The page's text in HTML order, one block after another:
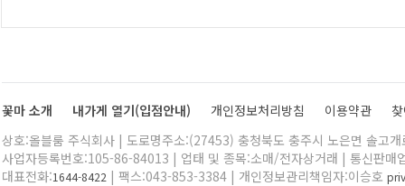
꽃마 소개 내가게 열기(입점안내) 개인정보처리방침 이용약관
상호:올블룸 주식회사 | 도로명주소:(27453) 충청북도 충주시 노은면 솔고
사업자등록번호:105-86-84013 | 업태 및 종목:소매/전자상거래 | 통신판매
대표전화:1644-8422 | 팩스:043-853-3384 | 개인정보관리책임자:이승호